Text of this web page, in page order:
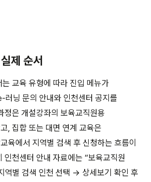
제 순서
교육 유형에 따라 진입 메뉴가
러닝 문의 안내와 인천센터 공지를
정은 개설강좌의 보육교직원용
, 집합 또는 대면 연계 교육은
육에서 지역별 검색 후 신청하는 흐름이
인천센터 안내 자료에는 “보육교직원
역별 검색 인천 선택 → 상세보기 확인 후